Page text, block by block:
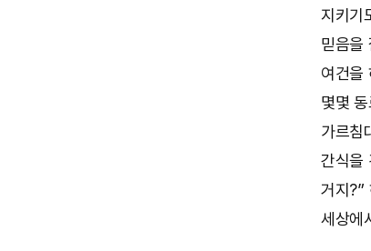
지키기
믿음을
여건을
몇몇
가르침
간식을
거지?”
세상에